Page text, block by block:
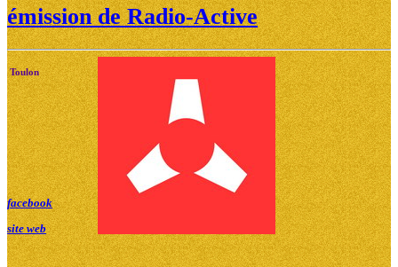
émission de Radio-Active
Toulon
facebook
site web